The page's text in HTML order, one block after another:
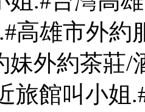
高雄市外約
妹外約茶莊/
旅館叫小姐